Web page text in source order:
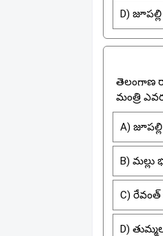
D)
తెలంగాణ
మంత్రి
A)
B) మల్లు
C) రేవంత్
D)